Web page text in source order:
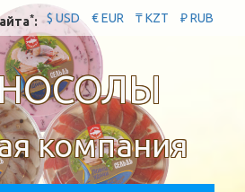
$ USD € EUR ₸ KZT ₽ RUB
*:
компания